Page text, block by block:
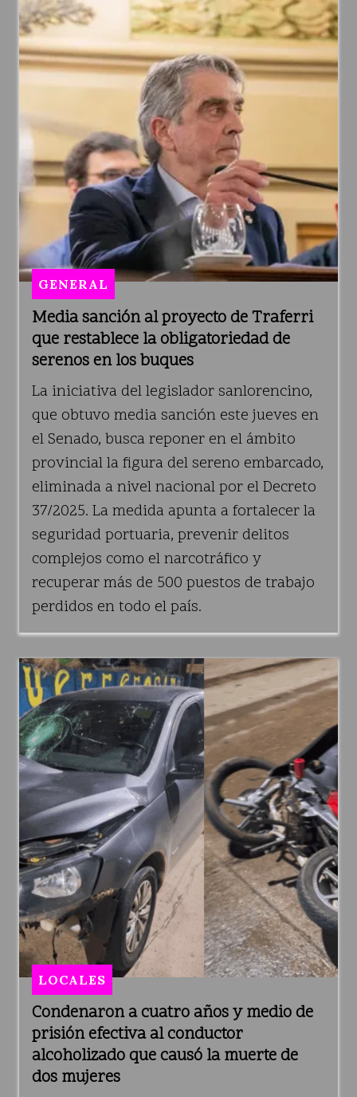
Media sanción al proyecto de Traferri
que restablece la obligatoriedad de
serenos en los buques
GENERAL
La iniciativa del legislador sanlorencino,
que obtuvo media sanción este jueves en
el Senado, busca reponer en el ámbito
provincial la figura del sereno embarcado,
eliminada a nivel nacional por el Decreto
37/2025. La medida apunta a fortalecer la
seguridad portuaria, prevenir delitos
complejos como el narcotráfico y
recuperar más de 500 puestos de trabajo
perdidos en todo el país.
Condenaron a cuatro años y medio de
prisión efectiva al conductor
alcoholizado que causó la muerte de
dos mujeres
LOCALES